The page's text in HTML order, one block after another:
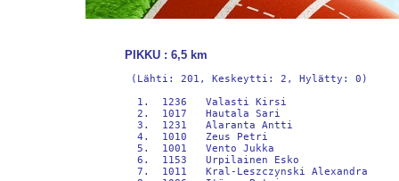
PIKKU : 6,5 km
(Lähti: 201, Keskeytti: 2, Hylätty: 0)

  1.  1236   Valasti Kirsi                   RunForGood                            25:07          +0
  2.  1017   Hautala Sari                    Vierumäki                             28:12       +3:04
  3.  1231   Alaranta Antti                  Lahti                                 29:55       +4:48
  4.  1010   Zeus Petri                      Lahti                                 30:11       +5:04
  5.  1001   Vento Jukka                     Helsinki                              30:14       +5:07
  6.  1153   Urpilainen Esko                 Lahtisport35+                         30:38       +5:30
  7.  1011   Kral-Leszczynski Alexandra      Helsinki                              30:41       +5:33
  8.  1086   Itänen Petri                    Heinola                               31:17       +6:09
  9.  1160   Sahla Ilkka                     Raisio                                31:33       +6:25
 10.  1027   Laaksonen Risto                 Kouvola                               32:36       +7:28
 11.  1229   Manner Krista                   Helsinki                              32:44       +7:36
 12.  1189   Heikkila Arto                   San Diego                             33:03       +7:55
 13.  1144   Palomäki Petri                  Muurame                               33:31       +8:23
 14.  1033   Verkkoniemi-Ahola Auli          Endurance                             34:01       +8:54
 15.  1224   Hannonen Linda                  Lahti                                 34:31       +9:24
 16.  1238   Summa Lasse                     Lahti                                 34:34       +9:27
 17.  1052   Siltamies Tomi                  Espoo                                 35:29      +10:22
 18.    68   Saares Teemu                    Vierumäki                             35:57      +10:49
 19.  1139   Ahlsten Joni                    Espoo                                 36:02      +10:54
 20.  1082   Katila Tero                     Kyrösjärven Seudun Moottoripyö        36:02      +10:55
 21.  1088   Sonninen Aki                    Vantaa                                36:27      +11:20
 22.  1005   Immonen Ville                   Sipoo                                 36:53      +11:45
 23.  1248   Purtsi Jarno                    Vierumäki                             37:14      +12:07
 24.  1145   Palomäki Heidi                  Muurame                               37:38      +12:31
 25.  1176   Heikka Jari                     Järvenpää                             37:42      +12:34
 26.  1062   Schrowe Atte                    Espoo                                 37:47      +12:40
 26.  1061   Kuntsi Kirsi                    Espoo                                 37:47      +12:40
 28.  1227   Juntunen Risto                  Groupon                               38:07      +12:59
 29.  1230   Rautiainen Jarno                Helsinki                              38:08      +13:00
 30.  1019   Vainio Ville                    Alastaro                              38:09      +13:01
 31.  1020   Vainio Anssi                    Koria                                 38:19      +13:11
 32.  1002   Savinainen Tuukka               Helsinki                              38:31      +13:23
 33.  1157   Lehti Oskari                    Turku                                 38:32      +13:24
 34.  1070   Hannukkala Mika                 Valkeala                              38:33      +13:25
 35.  1187   Pitkänen Marika                 Lahti                                 39:07      +14:00
 36.  1075   Aarnio Elina                    Turku                                 39:19      +14:11
 37.  1188   Heikkila Sindi                  San Diego                             39:19      +14:11
 38.  1077   Eräretki Niina                  Turenki                               39:20      +14:12
 38.  1076   Eräretki Samuli                 Turenki                               39:20      +14:12
 40.  1245   Pesonen Niina                   Helsinki                              39:28      +14:20
 41.  1242   Laakso Petri                    Hämeenllinna                          39:30      +14:23
 42.  1152   Kuosa Jarkko                    Pori                                  39:31      +14:23
 43.  1186   Pitkänen Ari                    Lahti                                 39:42      +14:34
 44.  1164   Nyman Petra                     Järvenpää                             40:05      +14:57
 45.  1108   Karstela Veli-Pekka             Vantaa                                40:05      +14:57
 46.  1100   Koskinen Mikko                  Hollola                               40:06      +14:58
 47.  1101   Kokkola Henriikka               Lahti                                 40:06      +14:58
 48.  1026   Laaksonen Elli                  Kouvola                               40:24      +15:17
 49.  1114   Manninen Anna-Maria             Tarvasmäen Ponnistus                  40:37      +15:29
 50.  1197   Hiitola Soile                   Lahti                                 40:37      +15:30
 51.  1150   Järvelin Harri                  Helsinki                              40:38      +15:30
 52.  1125   Vainio Petteri                  Kausala                               40:39      +15:32
 53.  1058   Kärnä Nea                       Helsinki                              40:52      +15:44
 54.    45   Lammassaari Juho                Helsinki                              41:06      +15:58
 55.  1107   Karstela Riitta                 Vantaa                                41:10      +16:02
 56.  1098   Lähde Tommi                     Lähde&Co                              41:27      +16:19
 57.  1228   Lähde Seija                     Matildaa                              41:27      +16:19
 58.  1032   Kankainen Minna                 Espoo                                 41:28      +16:20
 59.  1044   Toropainen Kaisu                Espoo                                 41:31      +16:24
 60.  1071   Jormanainen Jani                Heinola                               42:04      +16:57
 61.  1174   Siimes Hanna                    Helsinki                              42:13      +17:06
 62.  1175   Mäensivu Niina                  Klaukkala                             42:14      +17:07
 63.  1072   Puhakka Hanna                   Huutjärvi                             42:39      +17:31
 64.  1185   Mäkinen Pirjo                   Lahti                                 42:40      +17:32
 65.  1047   Rajalin Katja                   Jyväskylä                             42:44      +17:36
 66.  1053   Toskala Elena                   Puijon Hammas                         42:44      +17:37
 67.  1170   Saikkala Marko                  Sydänlapset Ja -Aikuiset Ry           42:45      +17:38
 68.  1042   Kituniemi Marko                 Vantaa                                42:46      +17:38
 69.  1043   Kituniemi Tiina                 Vantaa                                42:46      +17:38
 70.  1014   Ojala Harri                     Riihimäki                             42:55      +17:48
 71.  1126   Korhonen Aki                    Kausala                               42:56      +17:48
 72.  1028   Laaksonen Kati                  Kouvola                               42:59      +17:51
 73.  1246   Pitkänen Hanna                  Tampere                               43:03      +17:55
 74.  1127   Korhonen Marko                  Kausala                               43:09      +18:02
 75.  1159   Jalonen Mirva                   Karkkila                              43:18      +18:10
 76.  1156   Saaristo Kirsi                  Espoo                                 43:18      +18:10
 77.  1180   Elmstedt Satu                   Lahti                                 43:26      +18:18
 78.  1178   Ojanen Tarmo                    Tuusula                               43:51      +18:43
 79.  1151   Finni Viivi                     Heinola                               43:56      +18:48
 80.  1106   Kääriä Henna                    Lahti                                 44:05      +18:58
 81.  1024   Salminen Kati                   Heinola                               44:07      +18:59
 82.  1087   Itänen Katja                    Heinola                               44:07      +18:59
 83.  1074   Lindqvist Juho                  Kotka                                 44:09      +19:01
 84.  1067   Koskimies Jori                  Kotka                                 44:10      +19:02
 85.  1163   Nyman Katariina                 Heinola                               44:19      +19:11
 86.  1046   Nieminen Tiina                  Palokka                               44:19      +19:11
 87.  1116   Ruohisto Jesse                  Herrala                               44:29      +19:21
 88.  1200   Itkonen Pinja                   Vantaa                                44:31      +19:23
 89.  1004   Laurila Marko                   Vcc                                   44:32      +19:25
 90.  1136   Koivuhovi Emilie                Helsinki                              44:34      +19:26
 91.  1135   Koivuhovi Arto                  Helsinki                              44:38      +19:30
 92.  1057   Kärnä Jonna                     Helsinki                              44:58      +19:50
 93.  1073   Puhakka Reetta                  Kotka                                 45:02      +19:54
 94.  1184   Marttinen Mia                   Vantaa                                45:08      +20:01
 95.  1182   Marttinen Antti                 Vantaa                                45:09      +20:01
 96.  1143   Tuominen Carita                 Mäntsälä                              45:32      +20:24
 96.  1142   Luukka Miia                     Monninkylä                            45:32      +20:24
 98.  1055   Kainua Jutta                    Jyväskylä                             45:32      +20:25
 99.  1054   Wirzenius Petri                 Jyväskylä